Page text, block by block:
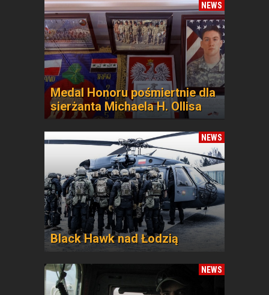
NEWS
Medal Honoru pośmiertnie dla
sierżanta Michaela H. Ollisa
NEWS
Black Hawk nad Łodzią
NEWS